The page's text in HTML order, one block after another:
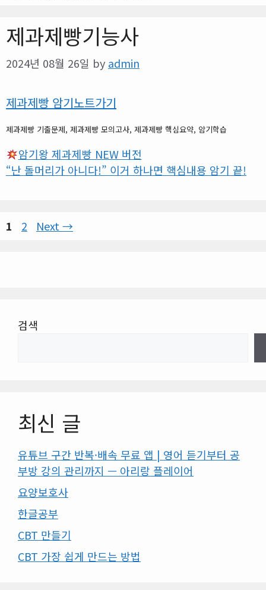
제과제빵기능사
2024년 08월 26일 by admin
제과제빵 암기노트가기
제과제빵 기출문제, 제과제빵 모의고사, 제과제빵 핵심요약, 암기학습
암기왕 제과제빵 NEW 버전
“난 돌머리가 아니다!” 이거 하나면 핵심내용 암기 끝!
Page
1 Page
2 Next →
검색
최신 글
유튜브 구간 반복·배속 무료 앱 | 영어 듣기부터 공
부방 강의 관리까지 — 아리랑 플레이어
요양보호사
한글공부
CBT 만들기
CBT 가장 쉽게 만드는 방법